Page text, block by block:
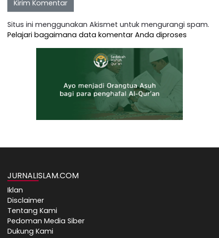
Situs ini menggunakan Akismet untuk mengurangi spam.
Pelajari bagaimana data komentar Anda diproses
JURNALISLAM.COM
Iklan
Disclaimer
Tentang Kami
Pedoman Media Siber
Dukung Kami